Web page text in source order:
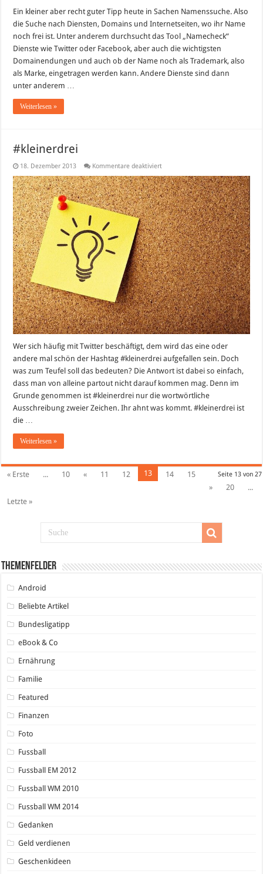
Ein kleiner aber recht guter Tipp heute in Sachen Namenssuche. Also
die Suche nach Diensten, Domains und Internetseiten, wo ihr Name
noch frei ist. Unter anderem durchsucht das Tool „Namecheck“
Dienste wie Twitter oder Facebook, aber auch die wichtigsten
Domainendungen und auch ob der Name noch als Trademark, also
als Marke, eingetragen werden kann. Andere Dienste sind dann
unter anderem …
Weiterlesen »
#kleinerdrei
18. Dezember 2013 Kommentare deaktiviertfür
Wer sich häufig mit Twitter beschäftigt, dem wird das eine oder
andere mal schön der Hashtag #kleinerdrei aufgefallen sein. Doch
was zum Teufel soll das bedeuten? Die Antwort ist dabei so einfach,
dass man von alleine partout nicht darauf kommen mag. Denn im
Grunde genommen ist #kleinerdrei nur die wortwörtliche
Ausschreibung zweier Zeichen. Ihr ahnt was kommt. #kleinerdrei ist
die …
Weiterlesen »
Seite 13 von 27
« Erste ... 10 « 11 12 13 14
15
»
20
...
Letzte »
Themenfelder
Android
Beliebte Artikel
Bundesligatipp
eBook & Co
Ernährung
Familie
Featured
Finanzen
Foto
Fussball
Fussball EM 2012
Fussball WM 2010
Fussball WM 2014
Gedanken
Geld verdienen
Geschenkideen